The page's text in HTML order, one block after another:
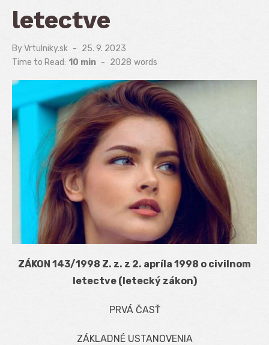
letectve
ByVrtulniky.sk
Posted
on
25. 9. 2023
Time to Read: 10 min - 2028 words
ZÁKON 143/1998 Z. z. z 2. apríla 1998 o civilnom
letectve (letecký zákon)
PRVÁ ČASŤ
ZÁKLADNÉ USTANOVENIA